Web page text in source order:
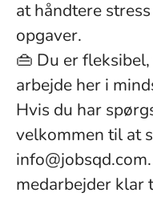
at håndtere
opgaver.
👜 Du er
arbejde her i
Hvis du har
velkommen til at
medarbejder